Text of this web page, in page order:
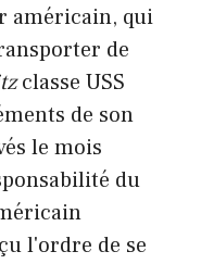
américain, qui
de
classe USS
de son
le mois
du
l'ordre de se